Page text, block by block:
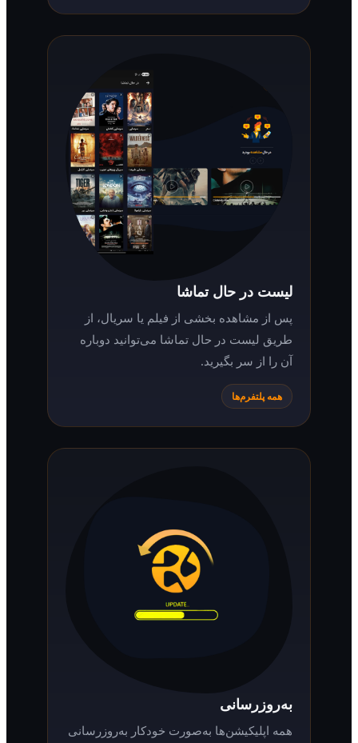
لیست در حال تماشا
پس از مشاهده بخشی از فیلم یا سریال، از
طریق لیست در حال تماشا می‌توانید دوباره
آن را از سر بگیرید.
همه پلتفرم‌ها
به‌روزرسانی
همه اپلیکیشن‌ها به‌صورت خودکار به‌روزرسانی